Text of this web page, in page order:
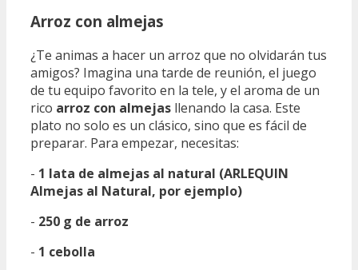
Arroz con almejas
¿Te animas a hacer un arroz que no olvidarán tus
amigos? Imagina una tarde de reunión, el juego
de tu equipo favorito en la tele, y el aroma de un
rico arroz con almejas llenando la casa. Este
plato no solo es un clásico, sino que es fácil de
preparar. Para empezar, necesitas:
- 1 lata de almejas al natural (ARLEQUIN
Almejas al Natural, por ejemplo)
- 250 g de arroz
- 1 cebolla